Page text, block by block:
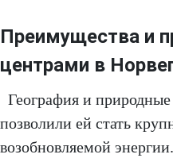
Преимущества и
центрами в
География и
позволили ей стать
возобновляемой